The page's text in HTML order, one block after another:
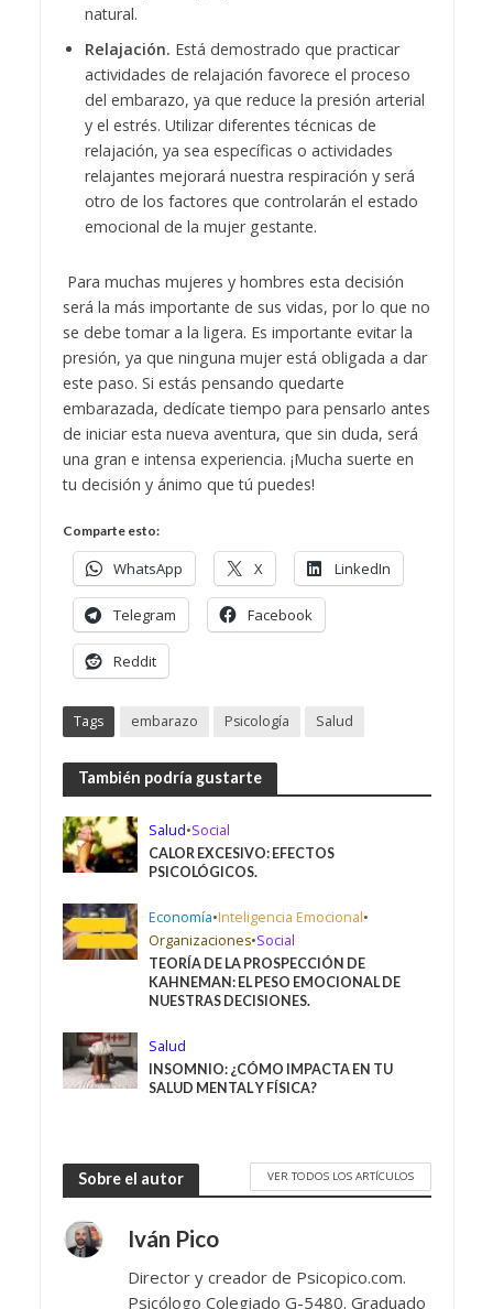
natural.
Relajación. Está demostrado que practicar
actividades de relajación favorece el proceso
del embarazo, ya que reduce la presión arterial
y el estrés. Utilizar diferentes técnicas de
relajación, ya sea específicas o actividades
relajantes mejorará nuestra respiración y será
otro de los factores que controlarán el estado
emocional de la mujer gestante.
Para muchas mujeres y hombres esta decisión
será la más importante de sus vidas, por lo que no
se debe tomar a la ligera. Es importante evitar la
presión, ya que ninguna mujer está obligada a dar
este paso. Si estás pensando quedarte
embarazada, dedícate tiempo para pensarlo antes
de iniciar esta nueva aventura, que sin duda, será
una gran e intensa experiencia. ¡Mucha suerte en
tu decisión y ánimo que tú puedes!
Comparte esto:
WhatsApp X LinkedIn
Telegram Facebook
Reddit
Tags embarazo Psicología Salud
También podría gustarte
Salud•Social
CALOR EXCESIVO: EFECTOS
PSICOLÓGICOS.
Economía•Inteligencia Emocional•
Organizaciones•Social
TEORÍA DE LA PROSPECCIÓN DE
KAHNEMAN: EL PESO EMOCIONAL DE
NUESTRAS DECISIONES.
Salud
INSOMNIO: ¿CÓMO IMPACTA EN TU
SALUD MENTAL Y FÍSICA?
Sobre el autor VER TODOS LOS ARTÍCULOS
Iván Pico
Director y creador de Psicopico.com.
Psicólogo Colegiado G-5480. Graduado